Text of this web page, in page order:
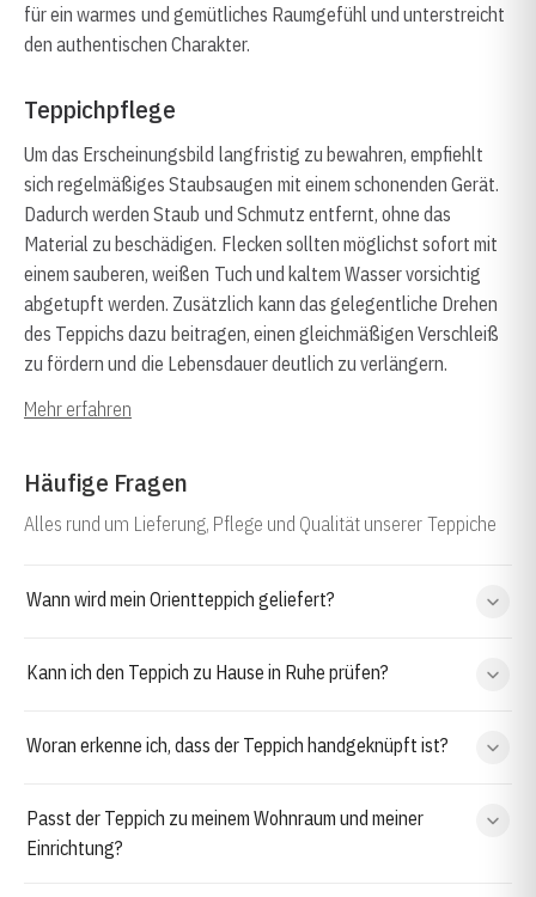
für ein warmes und gemütliches Raumgefühl und unterstreicht
den authentischen Charakter.
Teppichpflege
Um das Erscheinungsbild langfristig zu bewahren, empfiehlt
sich regelmäßiges Staubsaugen mit einem schonenden Gerät.
Dadurch werden Staub und Schmutz entfernt, ohne das
Material zu beschädigen. Flecken sollten möglichst sofort mit
einem sauberen, weißen Tuch und kaltem Wasser vorsichtig
abgetupft werden. Zusätzlich kann das gelegentliche Drehen
des Teppichs dazu beitragen, einen gleichmäßigen Verschleiß
zu fördern und die Lebensdauer deutlich zu verlängern.
Mehr erfahren
Häufige Fragen
Alles rund um Lieferung, Pflege und Qualität unserer Teppiche
Wann wird mein Orientteppich geliefert?
Kann ich den Teppich zu Hause in Ruhe prüfen?
Woran erkenne ich, dass der Teppich handgeknüpft ist?
Passt der Teppich zu meinem Wohnraum und meiner
Einrichtung?